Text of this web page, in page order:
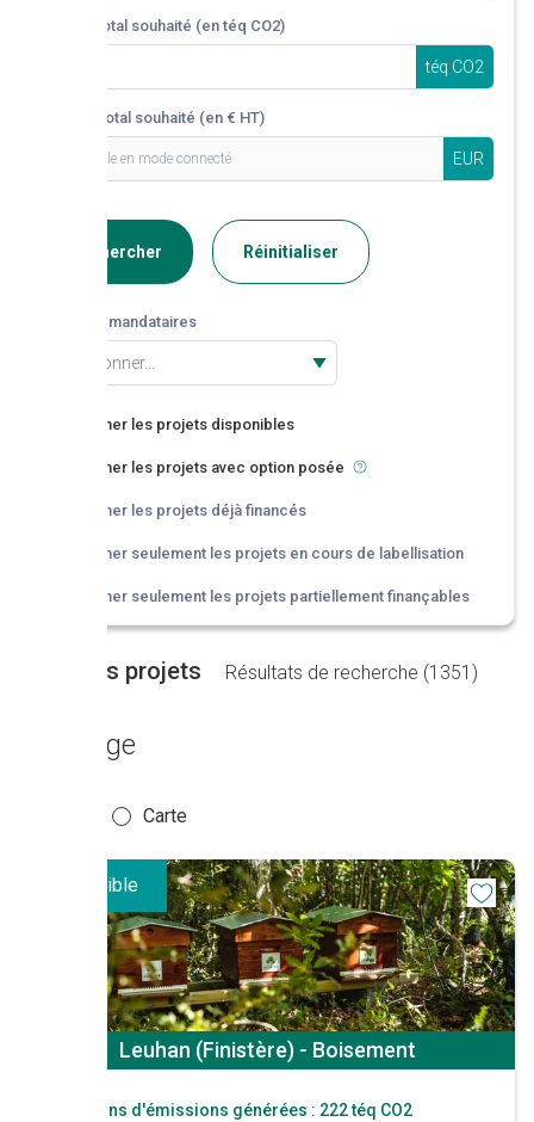
Volume total souhaité (en téq CO2)
téq CO2
Montant total souhaité (en € HT)
EUR
Rechercher Réinitialiser
Liste des mandataires
Sélectionner...
Afficher les projets disponibles
Afficher les projets avec option posée
Afficher les projets déjà financés
Afficher seulement les projets en cours de labellisation
Afficher seulement les projets partiellement finançables
Liste des projets Résultats de recherche (1351 )
Affichage
Carte
Disponible
Leuhan (Finistère) - Boisement
Réductions d'émissions générées : 222 téq CO2